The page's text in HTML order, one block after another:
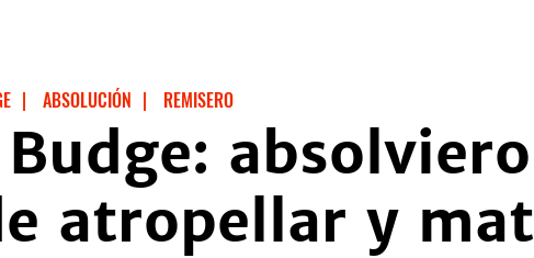
| ABSOLUCIÓN | REMISERO
atropellar y